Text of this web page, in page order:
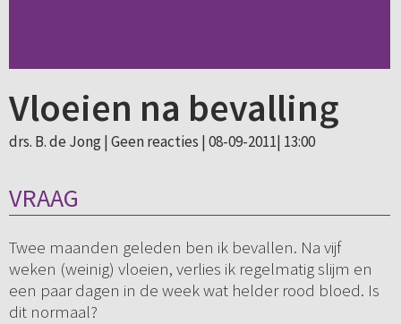
Vloeien na bevalling
drs. B. de Jong | Geen reacties | 08-09-2011| 13:00
VRAAG
Twee maanden geleden ben ik bevallen. Na vijf
weken (weinig) vloeien, verlies ik regelmatig slijm en
een paar dagen in de week wat helder rood bloed. Is
dit normaal?